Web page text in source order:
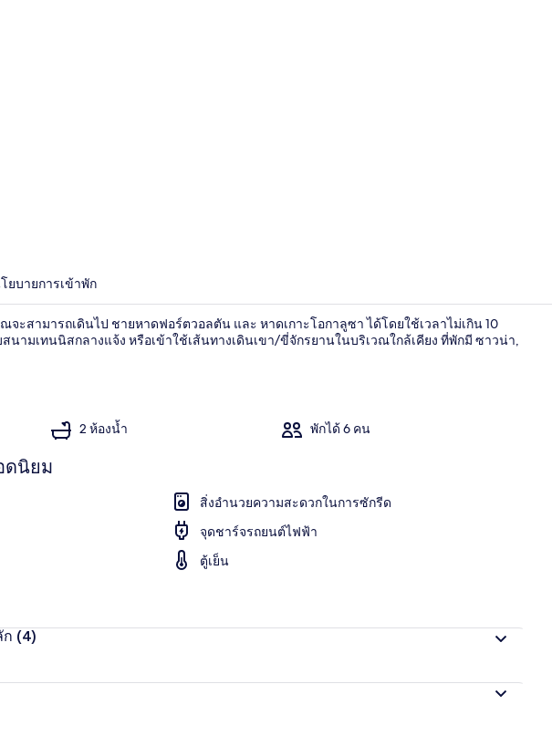
ยบายการเข้าพัก
ะสามารถเดินไป ชายหาดฟอร์ตวอลตัน และ หาดเกาะโอกาลูซา ได้โดยใช้เวลาไม่เกิน 10
นามเทนนิสกลางแจ้ง หรือเข้าใช้เส้นทางเดินเขา/ขี่จักรยานในบริเวณใกล้เคียง ที่พักมี ซาวน่า,
2 ห้องน้ำ พักได้ 6 คน
ดนิยม
สิ่งอำนวยความสะดวกในการซักรีด
จุดชาร์จรถยนต์ไฟฟ้า
ตู้เย็น
ก (4)